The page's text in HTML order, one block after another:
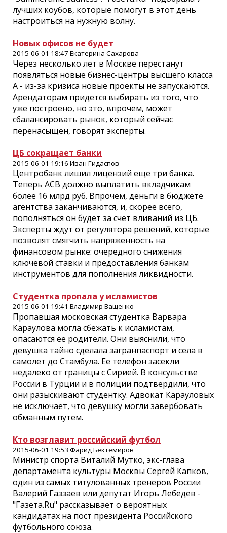
лучших коубов, которые помогут в этот день
настроиться на нужную волну.
Новых офисов не будет
2015-06-01 18:47 Екатерина Сахарова
Через несколько лет в Москве перестанут
появляться новые бизнес-центры высшего класса
А - из-за кризиса новые проекты не запускаются.
Арендаторам придется выбирать из того, что
уже построено, но это, впрочем, может
сбалансировать рынок, который сейчас
перенасыщен, говорят эксперты.
ЦБ сокращает банки
2015-06-01 19:16 Иван Гидаспов
Центробанк лишил лицензий еще три банка.
Теперь АСВ должно выплатить вкладчикам
более 16 млрд руб. Впрочем, деньги в бюджете
агентства заканчиваются, и, скорее всего,
пополняться он будет за счет вливаний из ЦБ.
Эксперты ждут от регулятора решений, которые
позволят смягчить напряженность на
финансовом рынке: очередного снижения
ключевой ставки и предоставления банкам
инструментов для пополнения ликвидности.
Студентка пропала у исламистов
2015-06-01 19:41 Владимир Ващенко
Пропавшая московская студентка Варвара
Караулова могла сбежать к исламистам,
опасаются ее родители. Они выяснили, что
девушка тайно сделала загранпаспорт и села в
самолет до Стамбула. Ее телефон засекли
недалеко от границы с Сирией. В консульстве
России в Турции и в полиции подтвердили, что
они разыскивают студентку. Адвокат Карауловых
не исключает, что девушку могли завербовать
обманным путем.
Кто возглавит российский футбол
2015-06-01 19:53 Фарид Бектемиров
Министр спорта Виталий Мутко, экс-глава
департамента культуры Москвы Сергей Капков,
один из самых титулованных тренеров России
Валерий Газзаев или депутат Игорь Лебедев -
"Газета.Ru" рассказывает о вероятных
кандидатах на пост президента Российского
футбольного союза.